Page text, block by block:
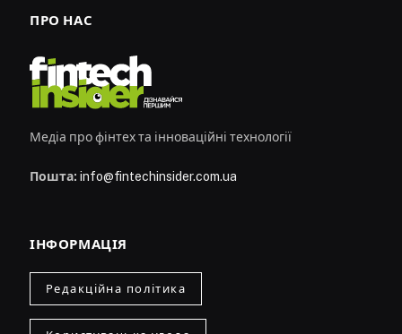
ПРО НАС
Медіа про фінтех та інноваційні технології
Пошта: info@fintechinsider.com.ua
ІНФОРМАЦІЯ
Редакційна політика